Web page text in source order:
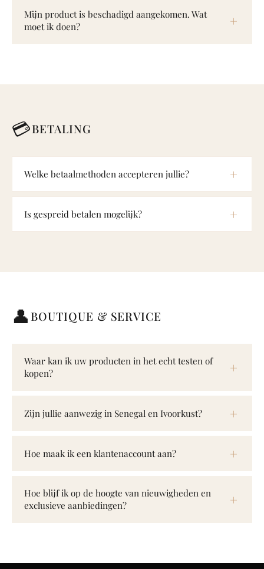
Mijn product is beschadigd aangekomen. Wat
moet ik doen?
💳BETALING
Welke betaalmethoden accepteren jullie?
Is gespreid betalen mogelijk?
👤 BOUTIQUE & SERVICE
Waar kan ik uw producten in het echt testen of
kopen?
Zijn jullie aanwezig in Senegal en Ivoorkust?
Hoe maak ik een klantenaccount aan?
Hoe blijf ik op de hoogte van nieuwigheden en
exclusieve aanbiedingen?